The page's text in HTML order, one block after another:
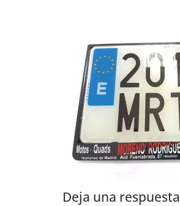
Deja una respuesta